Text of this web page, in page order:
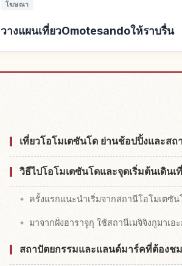
โฆษณา
วางแผนเที่ยวOmotesandoให้ราบรื่น
เที่ยวโอโมเตซันโด ย่านช้อปปิ้งและส
วิธีไปโอโมเตซันโดและจุดเริ่มต้นเดินเ
ครั้งแรกแนะนำเริ่มจากสถานีโอโมเตซัน
มาจากฝั่งฮาราจูกุ ใช้สถานีเมจิจิงกูมาเอ
สถาปัตยกรรมและแลนด์มาร์คที่ต้องชม